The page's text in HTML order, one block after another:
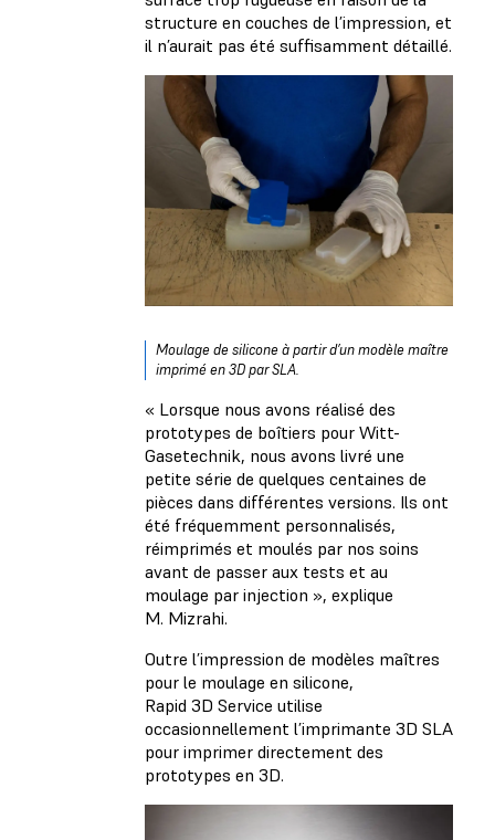
structure en couches de l’impression, et
il n’aurait pas été suffisamment détaillé.
Moulage de silicone à partir d’un modèle maître
imprimé en 3D par SLA.
« Lorsque nous avons réalisé des
prototypes de boîtiers pour Witt-
Gasetechnik, nous avons livré une
petite série de quelques centaines de
pièces dans différentes versions. Ils ont
été fréquemment personnalisés,
réimprimés et moulés par nos soins
avant de passer aux tests et au
moulage par injection », explique
M. Mizrahi.
Outre l’impression de modèles maîtres
pour le moulage en silicone,
Rapid 3D Service utilise
occasionnellement l’imprimante 3D SLA
pour imprimer directement des
prototypes en 3D.